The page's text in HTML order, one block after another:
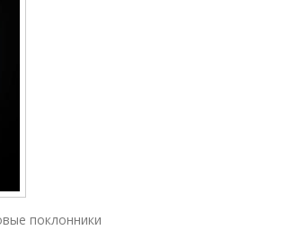
поклонники